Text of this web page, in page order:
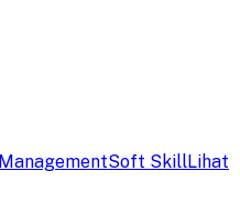
Soft SkillLihat